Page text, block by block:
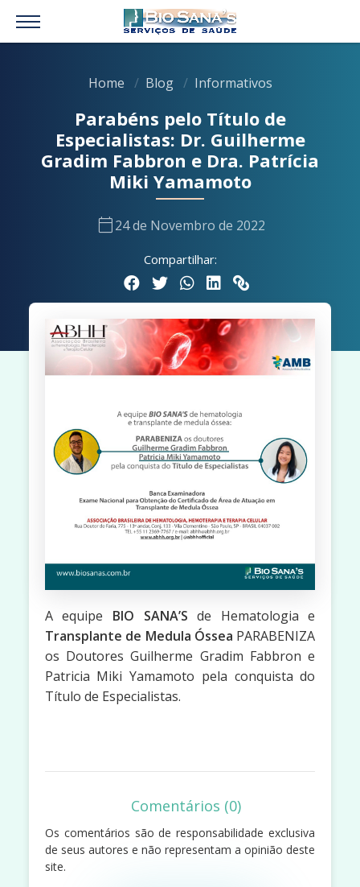
Home Blog Informativos
Parabéns pelo Título de
Especialistas: Dr. Guilherme
Gradim Fabbron e Dra. Patrícia
Miki Yamamoto
calendar_today24 de Novembro de 2022
Compartilhar:
A equipe BIO SANA’S de Hematologia e
Transplante de Medula Óssea PARABENIZA
os Doutores Guilherme Gradim Fabbron e
Patricia Miki Yamamoto pela conquista do
Título de Especialistas.
Comentários (0)
Os comentários são de responsabilidade exclusiva
de seus autores e não representam a opinião deste
site.